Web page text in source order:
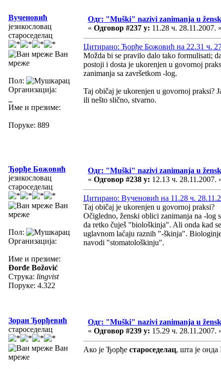
Вученовић
језикословац
староседелац
Ван
мреже
Пол:
Организација:
Име и презиме:
Поруке: 889
Одг: "Muški" nazivi zanimanja u
« Одговор #237 у: 11.28 ч. 28.11.2007.
Цитирано: Ђорђе Божовић на 22.31 ч.
Možda bi se pravilo dalo tako formulisati;
postoji i dosta je ukorenjen u govornoj
zanimanja sa završetkom -log.
Taj običaj je ukorenjen u govornoj praksi?
ili nešto slično, stvarno.
Ђорђе Божовић
језикословац
староседелац
Ван
мреже
Пол:
Организација:
Име и презиме:
Đorđe Božović
Струка: lingvist
Поруке: 4.322
Одг: "Muški" nazivi zanimanja u
« Одговор #238 у: 12.13 ч. 28.11.2007.
Цитирано: Вученовић на 11.28 ч.
Taj običaj je ukorenjen u govornoj praksi?
Očigledno, ženski oblici zanimanja na -log
da retko čuješ "biološkinja". Ali onda kad
uglavnom laćaju raznih "-škinja".
navodi "stomatološkinju".
Зоран Ђорђевић
староседелац
Ван
мреже
Одг: "Muški" nazivi zanimanja u
« Одговор #239 у: 15.29 ч. 28.11.2007.
Ако је Ђорђе староседелац, шта је